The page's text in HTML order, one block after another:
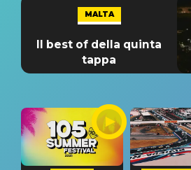
MALTA
Il best of della quinta
tappa